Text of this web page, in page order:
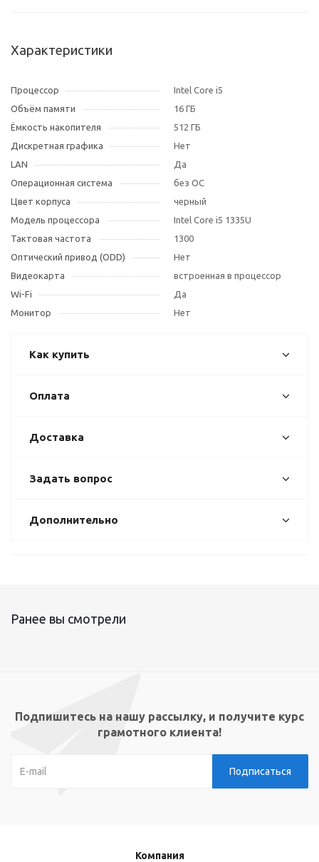
Характеристики
Процессор
Intel Core i5
Объём памяти
16 ГБ
Ёмкость накопителя
512 ГБ
Дискретная графика
Нет
LAN
Да
Операционная система
без ОС
Цвет корпуса
черный
Модель процессора
Intel Core i5 1335U
Тактовая частота
1300
Оптический привод (ODD)
Нет
Видеокарта
встроенная в процессор
Wi-Fi
Да
Монитор
Нет
Как купить
Оплата
Доставка
Задать вопрос
Дополнительно
Ранее вы смотрели
Подпишитесь на нашу рассылку, и получите курс
грамотного клиента!
Компания